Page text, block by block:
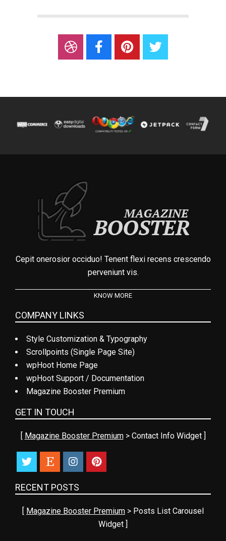
Cepit onerosior occiduo! Tenent flexi recens crescendo
perveniunt vis.
KNOW MORE
COMPANY LINKS
Style Customization & Typography
Scrollpoints (Single Page Site)
wpHoot Home Page
wpHoot Support / Documentation
Magazine Booster Premium
GET IN TOUCH
Magazine Booster Premium> Contact Info Widget ]
RECENT POSTS
Magazine Booster Premium > Posts List Carousel
Widget ]